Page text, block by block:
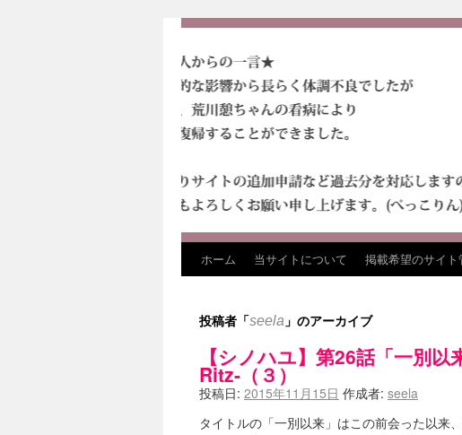
ホーム 当サイトについて 掲載希望のサイ
投稿者「seela 」のアーカイブ
【シノハユ】第26話「一別
Ritz-（３）
投稿日: 2015年11月15日 作成者: seela
タイトルの「一別以来」はこの前会った以来